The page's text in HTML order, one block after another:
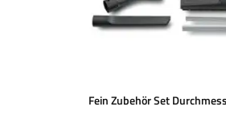
Fein Zubehör Set